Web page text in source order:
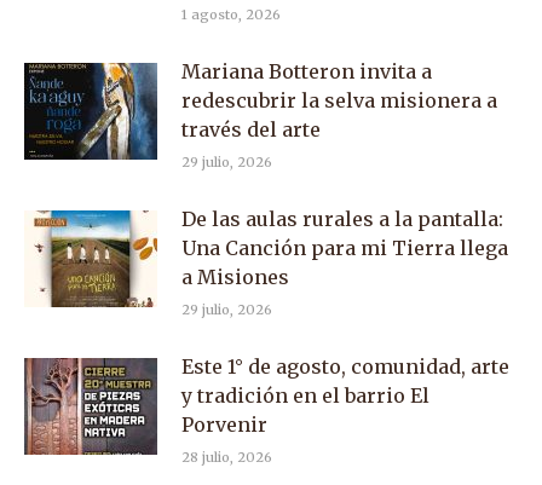
1 agosto, 2026
Mariana Botteron invita a
redescubrir la selva misionera a
través del arte
29 julio, 2026
De las aulas rurales a la pantalla:
Una Canción para mi Tierra llega
a Misiones
29 julio, 2026
Este 1° de agosto, comunidad, arte
y tradición en el barrio El
Porvenir
28 julio, 2026